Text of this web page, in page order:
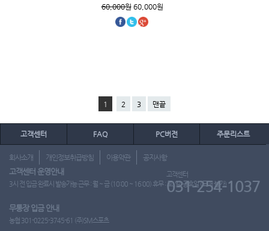
60,000원60,000원
1 2 3 맨끝
고객센터 FAQ PC버전 주문리스트
회사소개 개인정보취급방침 이용약관 공지사항
고객센터 운영안내
3시 전 입금 완료시 발송가능 근무 : 월 ~ 금 (10:00 ~ 16:00) 휴무 : 토, 일, 공휴일 (도매 불가)
고객센터
031-254-1037
무통장 입금 안내
농협 301-0225-3745-61 (주)SM스포츠